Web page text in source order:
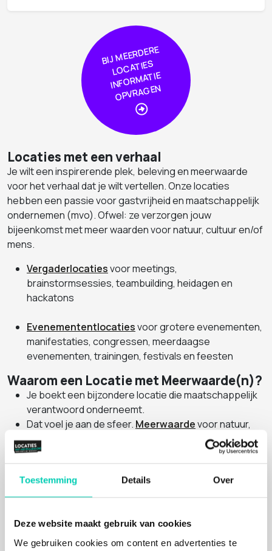
Toestemming Details Over
Deze website maakt gebruik van cookies
We gebruiken cookies om content en advertenties te
BIJ
MEER
DERE
L
O
CA
TIE
S
I
NF
OR
MA
TIE
OPVRA
GE
N
Locaties met een verhaal
Je wilt een inspirerende plek, beleving en meerwaarde
voor het verhaal dat je wilt vertellen. Onze locaties
hebben een passie voor gastvrijheid en maatschappelijk
ondernemen (mvo). Ofwel: ze verzorgen jouw
bijeenkomst met meer waarden voor natuur, cultuur en/of
mens.
Vergaderlocatiesvoor meetings,
brainstormsessies, teambuilding, heidagen en
hackatons
Evenemententlocatiesvoor grotere evenementen,
manifestaties, congressen, meerdaagse
evenementen, trainingen, festivals en feesten
Waarom een Locatie met Meerwaarde(n)?
Je boekt een bijzondere locatie die maatschappelijk
verantwoord onderneemt.
Dat voel je aan de sfeer. Meerwaardevoor natuur,
cultuur of mens geeft je event nét even wat extra's.
Jij boekt, wij helpen
: met elke aanvraag worden
Je maakt zelf afspraken met de locatie: je betaalt niet
meer dan wanneer je direct bij de locatie boekt.​
dienstverlening, sfeer en op een bijzonder plek.